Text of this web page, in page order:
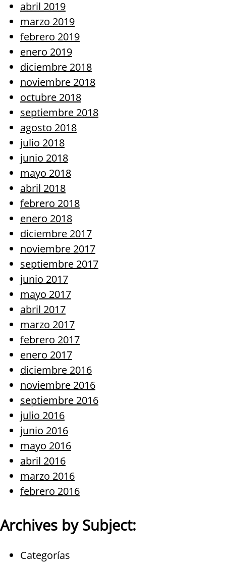
abril 2019
marzo 2019
febrero 2019
enero 2019
diciembre 2018
noviembre 2018
octubre 2018
septiembre 2018
agosto 2018
julio 2018
junio 2018
mayo 2018
abril 2018
febrero 2018
enero 2018
diciembre 2017
noviembre 2017
septiembre 2017
junio 2017
mayo 2017
abril 2017
marzo 2017
febrero 2017
enero 2017
diciembre 2016
noviembre 2016
septiembre 2016
julio 2016
junio 2016
mayo 2016
abril 2016
marzo 2016
febrero 2016
Archives by Subject:
Categorías